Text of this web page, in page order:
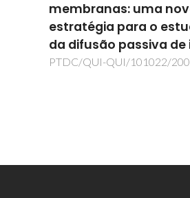
SURE2COAT